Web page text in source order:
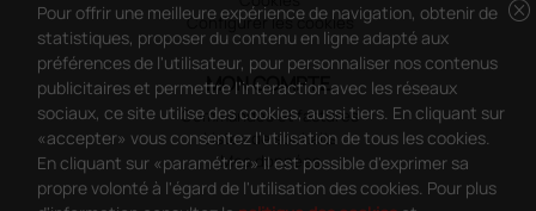
Configurer les cookies
MON COMPTE
Commandes et factures
Listes de souhaits
Mes données
cancel
Pour offrir une meilleure expérience de navigation, obtenir de
statistiques, proposer du contenu en ligne adapté aux
préférences de l'utilisateur, pour personnaliser nos contenus
publicitaires et permettre l'interaction avec les réseaux
sociaux, ce site utilise des cookies, aussi tiers. En cliquant sur
«accepter» vous consentez l'utilisation de tous les cookies.
En cliquant sur «paramétrer» il est possible d'exprimer sa
propre volonté à l'égard de l'utilisation des cookies. Pour plus